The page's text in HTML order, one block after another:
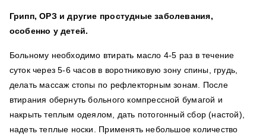
Грипп, ОРЗ и другие простудные заболевания,
особенно у детей.
Больному необходимо втирать масло 4-5 раз в течение
суток через 5-6 часов в воротниковую зону спины, грудь,
делать массаж стопы по рефлекторным зонам. После
втирания обернуть больного компрессной бумагой и
накрыть теплым одеялом, дать потогонный сбор (настой),
надеть теплые носки. Применять небольшое количество